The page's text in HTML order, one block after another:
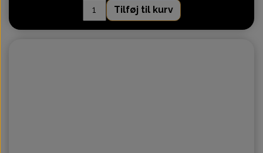
Tilføj til kurv